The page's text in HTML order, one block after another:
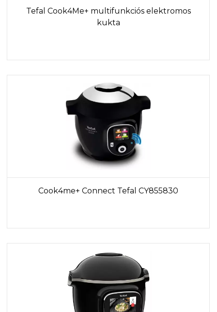
Tefal Cook4Me+ multifunkciós elektromos
kukta
Cook4me+ Connect Tefal CY855830